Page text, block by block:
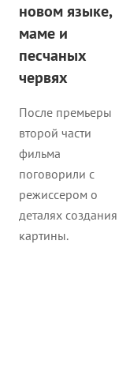
новом языке,
маме и
песчаных
червях
После премьеры
второй части
фильма
поговорили с
режиссером о
деталях создания
картины.